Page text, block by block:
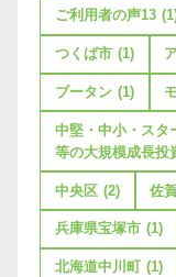
ご利用者の声13
つくば市 (1)
ブータン (1)
中堅・中小・スタ
等の大規模成長投
中央区 (2) 佐
兵庫県宝塚市 (1)
北海道中川町 (1)